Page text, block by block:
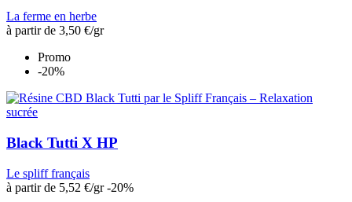
La ferme en herbe
à partir de 3,50 €/gr
Promo
-20%
Black Tutti X HP
Le spliff français
à partir de 5,52 €/gr -20%